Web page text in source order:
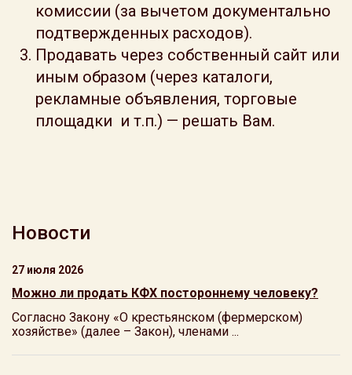
комиссии (за вычетом документально
подтвержденных расходов).
Продавать через собственный сайт или
иным образом (через каталоги,
рекламные объявления, торговые
площадки и т.п.) — решать Вам.
Новости
27 июля 2026
Можно ли продать КФХ постороннему человеку?
Согласно Закону «О крестьянском (фермерском)
хозяйстве» (далее – Закон), членами ...